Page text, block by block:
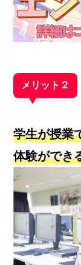
メリット２
学生が授業
体験ができ